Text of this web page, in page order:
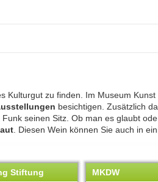
Kulturgut zu finden. Im Museum Kunst
besichtigen. Zusätzlich
seinen Sitz. Ob man es glaubt
. Diesen Wein können Sie auch in
Stiftung MKDW